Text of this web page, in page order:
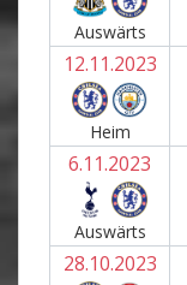
Auswärts
12.11.2023
Heim
6.11.2023
Auswärts
28.10.2023